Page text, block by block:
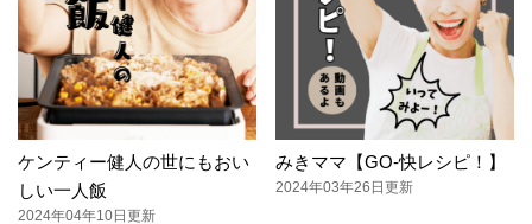
ケンティー健人の世にもおい
しい一人飯
2024年04年10日更新
みきママ【GO-快レシピ！】
2024年03年26日更新